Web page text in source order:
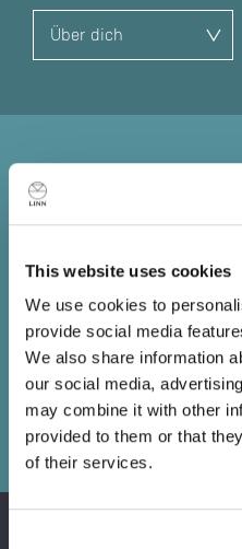
This website uses cookies
We use cookies to
provide social media
We also share information
our social media,
may combine it with other
provided to them or that
of their services.
Klang direkt
Informationen, die an der
Lautsprecher sind, Sie
bereits verloren gegangen
Sie die bestmögliche
Systems stellen.
Vorführung buchen